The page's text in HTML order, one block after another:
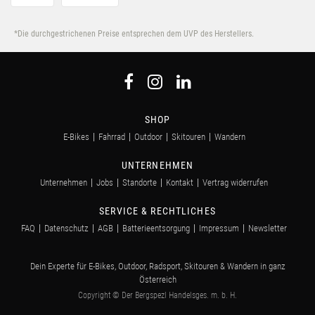
*Die durchgestrichenen Preise entsprechen dem UVP des Herstellers.
SHOP
E-Bikes Fahrrad Outdoor Skitouren Wandern
UNTERNEHMEN
Unternehmen Jobs Standorte Kontakt Vertrag widerrufen
SERVICE & RECHTLICHES
FAQ Datenschutz AGB Batterieentsorgung Impressum Newsletter
Dein Experte für E-Bikes, Outdoor, Radsport, Skitouren & Wandern in ganz
Österreich
Copyright © Der Bergspezl Handelsges. m. b. H.